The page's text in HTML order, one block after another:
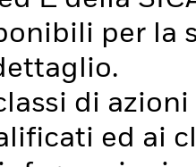
per
di
ed ai